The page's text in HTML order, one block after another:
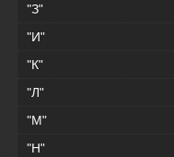
"З"
"И"
"К"
"Л"
"М"
"Н"